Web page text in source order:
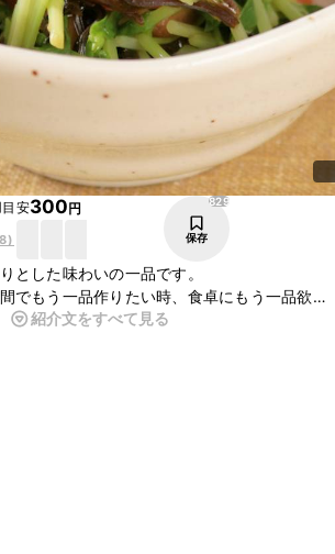
安300円
)
829
保存
とした味わいの一品です。
でもう一品作りたい時、食卓にもう一品欲し
を刻んだものを加えても美味しく頂けます。
て下さい。
紹介文をすべて見る